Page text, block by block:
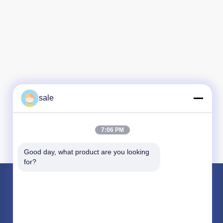
sale
7:06 PM
Good day, what product are you looking
for?